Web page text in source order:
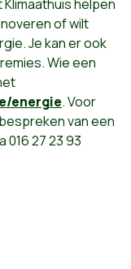
helpen
of wilt
Je kan er ook
Wie een
energie. Voor
van een
27 23 93